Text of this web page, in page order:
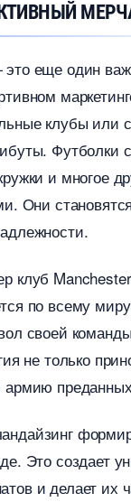
еще один
клубы или
Футболки
и многое
Они
клуб
по всему
своей
не только
армию
Это создает
и делает их